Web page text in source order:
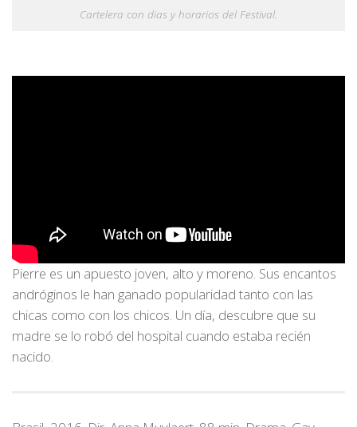
Cartelera con dias y horarios del Festival.
Pierre es un apuesto joven, alto y moreno. Sus encantos
andróginos le han ganado popularidad tanto con las
chicas como con los chicos. Un día, descubre que su
madre se lo robó del hospital cuando estaba recién
nacido.